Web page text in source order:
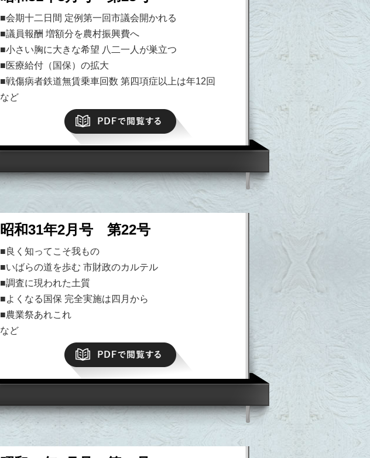
■会期十二日間 定例第一回市議会開かれる
■議員報酬 増額分を農村振興費へ
■小さい胸に大きな希望 八二一人が巣立つ
■医療給付（国保）の拡大
■戦傷病者鉄道無賃乗車回数 第四項症以上は年12回
など
PDFで閲覧する
昭和31年2月号 第22号
■良く知ってこそ我もの
■いばらの道を歩む 市財政のカルテル
■調査に現われた土質
■よくなる国保 完全実施は四月から
■農業祭あれこれ
など
PDFで閲覧する